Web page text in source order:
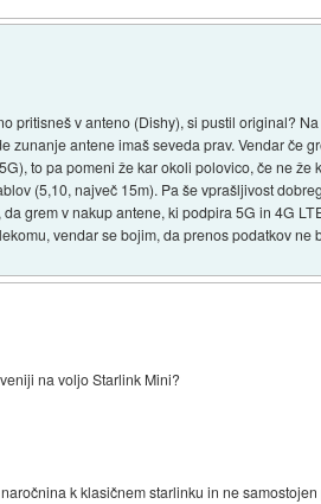
pritisneš v anteno (Dishy), si pustil original?
zunanje antene imaš seveda prav. Vendar če
to pa pomeni že kar okoli polovico, če ne
(5,10, največ 15m). Pa še vprašljivost
grem v nakup antene, ki podpira 5G in 4G
vendar se bojim, da prenos podatkov ne
na voljo Starlink Mini?
k klasičnem starlinku in ne